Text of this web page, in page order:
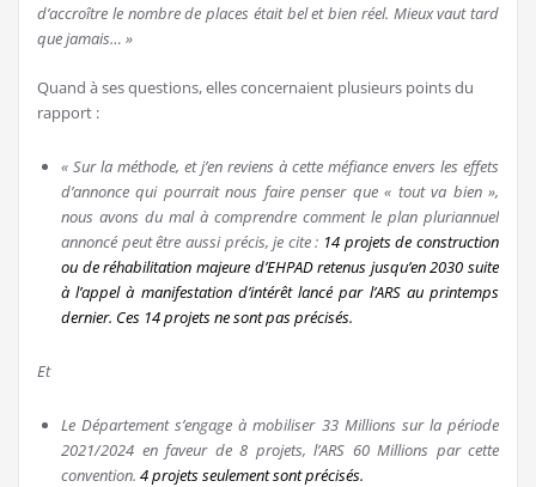
d’accroître le nombre de places était bel et bien réel. Mieux vaut tard
que jamais… »
Quand à ses questions, elles concernaient plusieurs points du
rapport :
« Sur la méthode, et j’en reviens à cette méfiance envers les effets
d’annonce qui pourrait nous faire penser que « tout va bien »,
nous avons du mal à comprendre comment le plan pluriannuel
annoncé peut être aussi précis, je cite : 14 projets de construction
ou de réhabilitation majeure d’EHPAD retenus jusqu’en 2030 suite
à l’appel à manifestation d’intérêt lancé par l’ARS au printemps
dernier. Ces 14 projets ne sont pas précisés.
Et
Le Département s’engage à mobiliser 33 Millions sur la période
2021/2024 en faveur de 8 projets, l’ARS 60 Millions par cette
convention. 4 projets seulement sont précisés.